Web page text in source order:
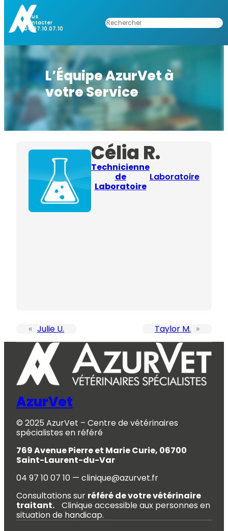
Nous
Contacter
04.97.10.07.10
Rechercher
L’Équipe AzurVet à
votre Service
Célia R.
Technicienne
de
Laboratoire
Laboratoire
« Julie U. Taylor M. »
AzurVet
© 2025 AzurVet – Centre de vétérinaires
spécialistes en référé
769 Avenue Pierre et Marie Curie, 06700
Saint-Laurent-du-Var
04 97 10 07 10 — clinique@azurvet.fr
Consultations sur référé de votre vétérinaire
traitant. Clinique accessible aux personnes en
situation de handicap.